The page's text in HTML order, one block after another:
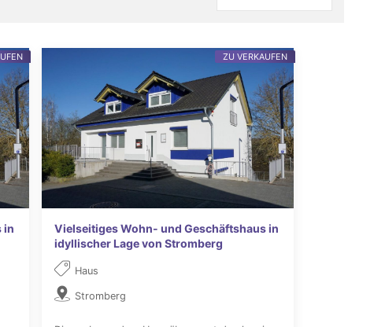
in
Vielseitiges Wohn- und Geschäftshaus in
idyllischer Lage von Stromberg
Haus
Stromberg
ZU VERKAUFEN